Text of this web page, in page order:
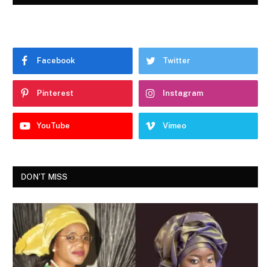
Facebook Twitter
Pinterest Instagram
YouTube Vimeo
DON'T MISS